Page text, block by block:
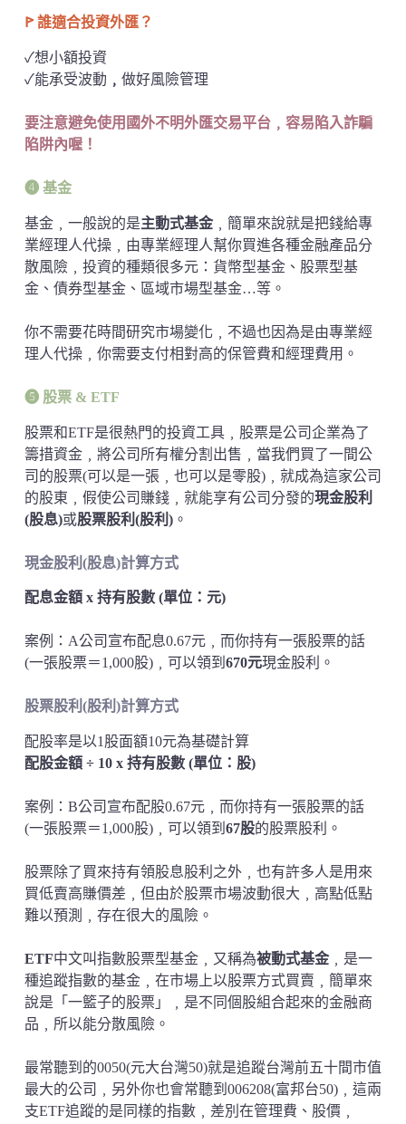
ꚰ 誰適合投資外匯？
✓想小額投資
✓能承受波動 ﹐ 做好風險管理
要注意避免使用國外不明外匯交易平台﹐容易陷入詐騙
陷阱內喔！
➍ 基金
基金﹐一般說的是主動式基金﹐簡單來說就是把錢給專
業經理人代操﹐由專業經理人幫你買進各種金融產品分
散風險﹐投資的種類很多元：貨幣型基金、股票型基
金、債券型基金、區域市場型基金…等。
你不需要花時間研究市場變化﹐不過也因為是由專業經
理人代操﹐你需要支付相對高的保管費和經理費用。
➎ 股票 & ETF
股票和ETF是很熱門的投資工具﹐股票是公司企業為了
籌措資金﹐將公司所有權分割出售﹐當我們買了一間公
司的股票(可以是一張﹐也可以是零股)﹐就成為這家公司
的股東﹐假使公司賺錢﹐就能享有公司分發的現金股利
(股息)或股票股利(股利)。
現金股利(股息)計算方式
配息金額 x 持有股數 (單位：元)
案例：A公司宣布配息0.67元﹐而你持有一張股票的話
(一張股票＝1,000股)﹐可以領到 670元現金股利。
股票股利(股利)計算方式
配股率是以1股面額10元為基礎計算
配股金額 ÷ 10 x 持有股數 (單位：股)
案例：B公司宣布配股0.67元﹐而你持有一張股票的話
(一張股票＝1,000股)﹐可以領到 67股的股票股利。
股票除了買來持有領股息股利之外﹐也有許多人是用來
買低賣高賺價差﹐但由於股票市場波動很大﹐高點低點
難以預測﹐存在很大的風險。
ETF中文叫指數股票型基金﹐又稱為被動式基金﹐是一
種追蹤指數的基金﹐在市場上以股票方式買賣﹐簡單來
說是「一籃子的股票」﹐是不同個股組合起來的金融商
品﹐所以能分散風險。
最常聽到的0050(元大台灣50)就是追蹤台灣前五十間市值
最大的公司﹐另外你也會常聽到006208(富邦台50)﹐這兩
支ETF追蹤的是同樣的指數﹐差別在管理費、股價﹐